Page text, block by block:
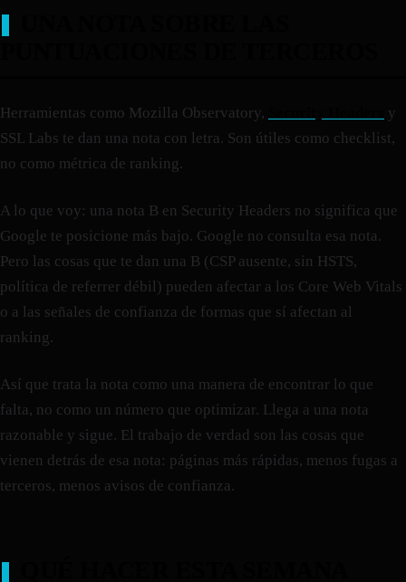
Herramientas como Mozilla Observatory,
y
SSL Labs te dan una nota con letra. Son útiles como checklist,
no como métrica de ranking.
A lo que voy: una nota B en Security Headers no significa que
Google te posicione más bajo. Google no consulta esa nota.
Pero las cosas que te dan una B (CSP ausente, sin HSTS,
política de referrer débil) pueden afectar a los Core Web Vitals
o a las señales de confianza de formas que sí afectan al
ranking.
Así que trata la nota como una manera de encontrar lo que
falta, no como un número que optimizar. Llega a una nota
razonable y sigue. El trabajo de verdad son las cosas que
vienen detrás de esa nota: páginas más rápidas, menos fugas a
terceros, menos avisos de confianza.